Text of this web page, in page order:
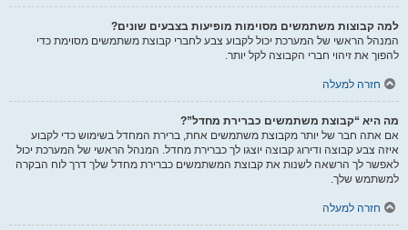
למה קבוצות משתמשים מסוימות מופיעות בצבעים שונים?
המנהל הראשי של המערכת יכול לקבוע צבע לחברי קבוצת משתמשים מסוימת כדי
להפוך את זיהוי חברי הקבוצה לקל יותר.
חזרה למעלה
מה היא “קבוצת משתמשים כברירת מחדל”?
אם אתה חבר של יותר מקבוצת משתמשים אחת, ברירת המחדל בשימוש כדי לקבוע
איזה צבע קבוצה ודירוג קבוצה יוצגו לך כברירת מחדל. המנהל הראשי של המערכת יכול
לאפשר לך הרשאה לשנות את קבוצת המשתמשים כברירת מחדל שלך דרך לוח הבקרה
למשתמש שלך.
חזרה למעלה